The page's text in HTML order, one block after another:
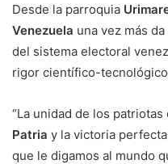
Desde la parroquia
Venezuela una vez más
del sistema electoral
rigor científico-
“La unidad de los
Patria y la victoria
que le digamos al mundo